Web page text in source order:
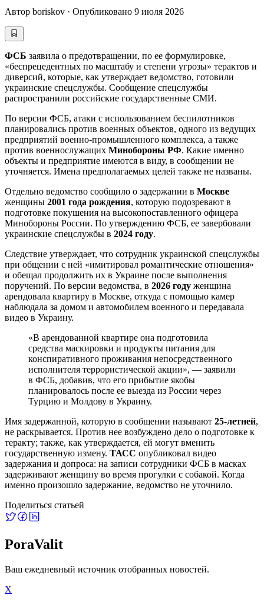
Автор boriskov · Опубликовано 9 июля 2026
ФСБ заявила о предотвращении, по ее формулировке,
«беспрецедентных по масштабу и степени угрозы» терактов и
диверсий, которые, как утверждает ведомство, готовили
украинские спецслужбы. Сообщение спецслужбы
распространили российские государственные СМИ.
По версии ФСБ, атаки с использованием беспилотников
планировались против военных объектов, одного из ведущих
предприятий военно-промышленного комплекса, а также
против военнослужащих Минобороны РФ. Какие именно
объекты и предприятие имеются в виду, в сообщении не
уточняется. Имена предполагаемых целей также не названы.
Отдельно ведомство сообщило о задержании в Москве
женщины 2001 года рождения, которую подозревают в
подготовке покушения на высокопоставленного офицера
Минобороны России. По утверждению ФСБ, ее завербовали
украинские спецслужбы в 2024 году.
Следствие утверждает, что сотрудник украинской спецслужбы
при общении с ней «имитировал романтические отношения»
и обещал продолжить их в Украине после выполнения
поручений. По версии ведомства, в 2026 году женщина
арендовала квартиру в Москве, откуда с помощью камер
наблюдала за домом и автомобилем военного и передавала
видео в Украину.
«В арендованной квартире она подготовила
средства маскировки и продукты питания для
конспиративного проживания непосредственного
исполнителя террористической акции», — заявили
в ФСБ, добавив, что его прибытие якобы
планировалось после ее выезда из России через
Турцию и Молдову в Украину.
Имя задержанной, которую в сообщении называют 25-летней,
не раскрывается. Против нее возбуждено дело о подготовке к
теракту; также, как утверждается, ей могут вменить
государственную измену. ТАСС опубликовал видео
задержания и допроса: на записи сотрудники ФСБ в масках
задерживают женщину во время прогулки с собакой. Когда
именно произошло задержание, ведомство не уточнило.
Поделиться статьей
PoraValit
Ваш ежедневный источник отобранных новостей.
X